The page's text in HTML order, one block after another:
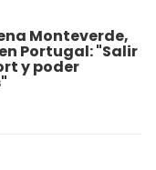
Monteverde,
Portugal: "Salir
y poder